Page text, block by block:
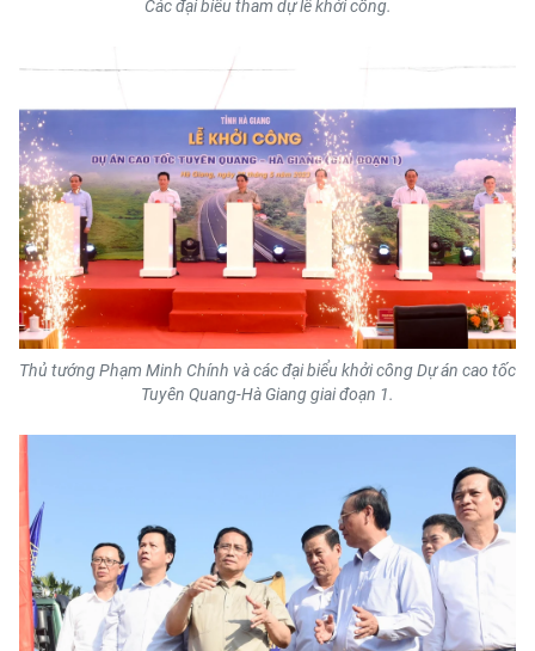
中文
FRANÇAIS
РУССКИЙ
ESPAÑOL
한국어
Các đại biểu tham dự lễ khởi công.
Thủ tướng Phạm Minh Chính và các đại biểu khởi công Dự án cao tốc
Tuyên Quang-Hà Giang giai đoạn 1.